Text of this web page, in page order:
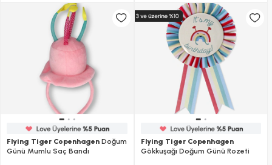
Flying Tiger Copenhagen Doğum
Günü Mumlu Saç Bandı
Flying Tiger Copenhagen
Gökkuşağı Doğum Günü Rozeti